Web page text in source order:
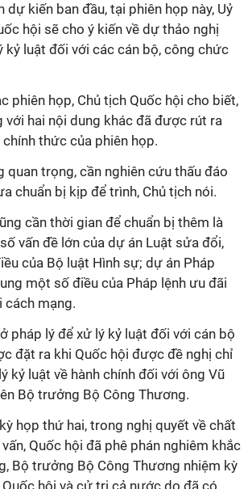
kiến ban đầu, tại phiên họp này, Uỷ
hội sẽ cho ý kiến về dự thảo nghị
kỷ luật đối với các cán bộ, công chức
phiên họp, Chủ tịch Quốc hội cho biết,
với hai nội dung khác đã được rút ra
thức của phiên họp.
quan trọng, cần nghiên cứu thấu đáo
chuẩn bị kịp để trình, Chủ tịch nói.
cần thời gian để chuẩn bị thêm là
vấn đề lớn của dự án Luật sửa đổi,
của Bộ luật Hình sự; dự án Pháp
một số điều của Pháp lệnh ưu đãi
cách mạng.
pháp lý để xử lý kỷ luật đối với cán bộ
đặt ra khi Quốc hội được đề nghị chỉ
kỷ luật về hành chính đối với ông Vũ
Bộ trưởng Bộ Công Thương.
họp thứ hai, trong nghị quyết về chất
Quốc hội đã phê phán nghiêm khắc
Bộ trưởng Bộ Công Thương nhiệm kỳ
hội và cử tri cả nước do đã có